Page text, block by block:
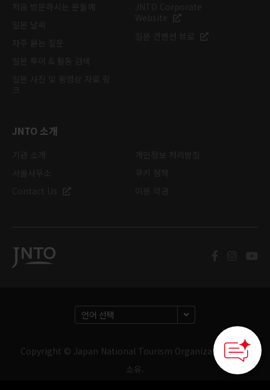
JNTO 소개
Copyright © Japan National Tourism Organization. 판권
소유.